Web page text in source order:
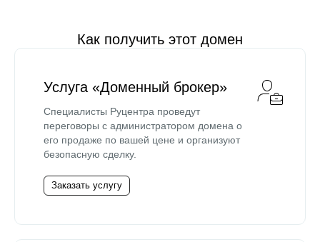
Как получить этот домен
Услуга «Доменный брокер»
Специалисты Руцентра проведут
переговоры с администратором домена о
его продаже по вашей цене и организуют
безопасную сделку.
Заказать услугу